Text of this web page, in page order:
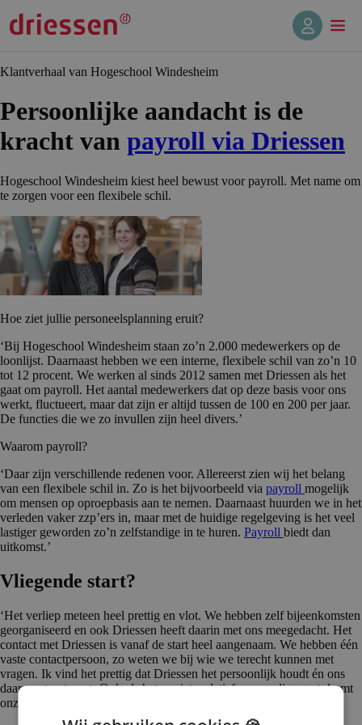
Klantverhaal van Hogeschool Windesheim
Persoonlijke aandacht is de
kracht van payroll via Driessen
Hogeschool Windesheim kiest heel bewust voor payroll. Met name om
te zorgen voor een flexibele schil.
Hoe ziet jullie personeelsplanning eruit?
‘Bij Hogeschool Windesheim staan zo’n 2.000 medewerkers op de
loonlijst. Daarnaast hebben we een interne, flexibele schil van zo’n 10
tot 12 procent. We werken al sinds 2012 samen met Driessen als het
gaat om payroll. Het aantal medewerkers dat op deze basis voor ons
werkt, fluctueert, maar dat zijn er altijd tussen de 100 en 200 per jaar.
De functies die we zo invullen zijn heel divers.’
Waarom payroll?
‘Daar zijn verschillende redenen voor. Allereerst zien wij het belang
van een flexibele schil in. Zo is het bijvoorbeeld via payroll mogelijk
om mensen op oproepbasis aan te nemen. Daarnaast huurden we in het
verleden vaker zzp’ers in, maar met de huidige regelgeving is het veel
lastiger geworden zo’n zelfstandige in te huren. Payroll biedt dan
uitkomst.’
Vliegende start?
‘Het verliep meteen heel prettig en vlot. We hebben zelf bijeenkomsten
georganiseerd en ook Driessen heeft daarin met ons meegedacht. Het
contact met Driessen is vanaf de start heel aangenaam. We hebben één
vaste contactpersoon, zo weten we bij wie we terecht kunnen met
vragen. Ik vind het prettig dat Driessen het persoonlijk houdt én ons
daarnaast ontzorgt. Ook als het om iets relatief eenvoudigs gaat, komt
onze contactpersoon ‘gewoon’ naar ons toe.’